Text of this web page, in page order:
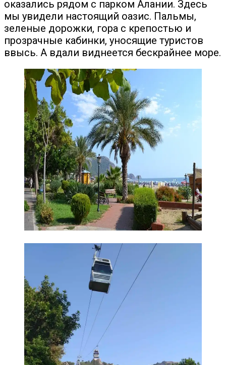
оказались рядом с парком Алании. Здесь
мы увидели настоящий оазис. Пальмы,
зеленые дорожки, гора с крепостью и
прозрачные кабинки, уносящие туристов
ввысь. А вдали виднеется бескрайнее море.